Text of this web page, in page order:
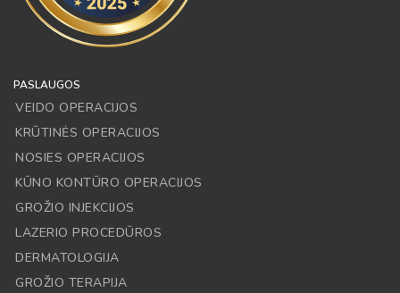
PASLAUGOS
VEIDO OPERACIJOS
KRŪTINĖS OPERACIJOS
NOSIES OPERACIJOS
KŪNO KONTŪRO OPERACIJOS
GROŽIO INJEKCIJOS
LAZERIO PROCEDŪROS
DERMATOLOGIJA
GROŽIO TERAPIJA